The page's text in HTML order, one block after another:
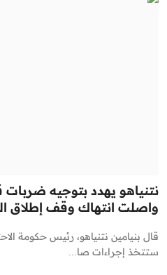
نتنياهو يهدد بتوجيه
واصلت انتهاك وقف إطلاق
قال بنيامين نتنياهو، رئيس حكومة
ستتخذ إجراءات صا...